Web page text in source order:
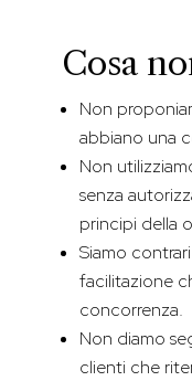
Cosa
Non
abbiano una
Non
senza
principi della
Siamo
facilitazione
concorrenza.
Non diamo
clienti che